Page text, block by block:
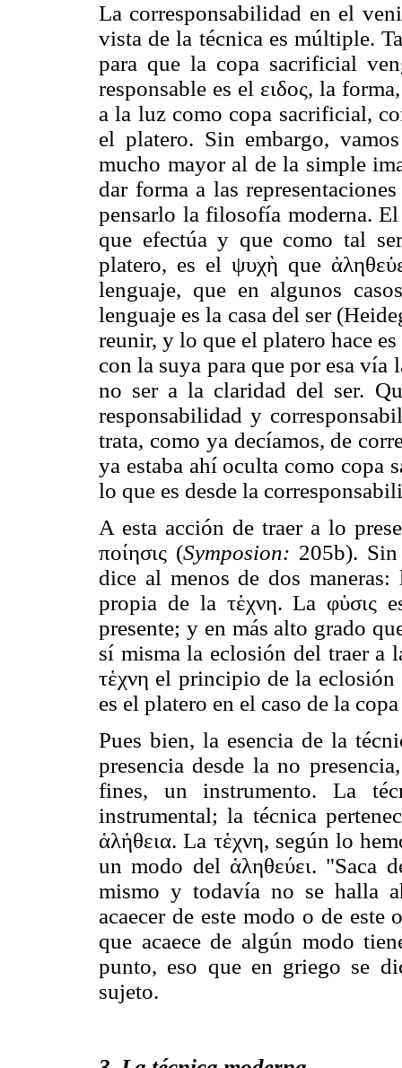
La corresponsabilidad en el
vista de la técnica es múltiple.
para que la copa sacrificial
responsable es el ειδoς, la
a la luz como copa sacrificial,
el platero. Sin embargo,
mucho mayor al de la simple
dar forma a las
pensarlo la filosofía moderna. El
que efectúa y que como tal
platero, es el ψυχὴ que
lenguaje, que en algunos
lenguaje es la casa del ser
reunir, y lo que el platero hace
con la suya para que por esa
no ser a la claridad del ser.
responsabilidad y
trata, como ya decíamos, de
ya estaba ahí oculta como copa
lo que es desde la
A esta acción de traer a lo
ποίησις (Symposion: 205b). Sin
dice al menos de dos
propia de la τἑχνη. La φὑσις
presente; y en más alto grado
sí misma la eclosión del traer a
τἑχνη el principio de la
es el platero en el caso de la
Pues bien, la esencia de la
presencia desde la no
fines, un instrumento. La
instrumental; la técnica
ἁλἡθεια. La τἑχνη, según lo
un modo del ἁληθεύει. "Saca
mismo y todavía no se halla
acaecer de este modo o de
que acaece de algún modo
punto, eso que en griego se
sujeto.